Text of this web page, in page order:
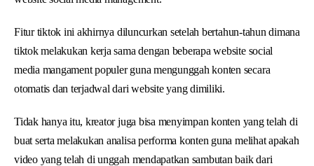
Fitur tiktok ini akhirnya diluncurkan setelah bertahun-tahun dimana
tiktok melakukan kerja sama dengan beberapa website social
media mangament populer guna mengunggah konten secara
otomatis dan terjadwal dari website yang dimiliki.
Tidak hanya itu, kreator juga bisa menyimpan konten yang telah di
buat serta melakukan analisa performa konten guna melihat apakah
video yang telah di unggah mendapatkan sambutan baik dari